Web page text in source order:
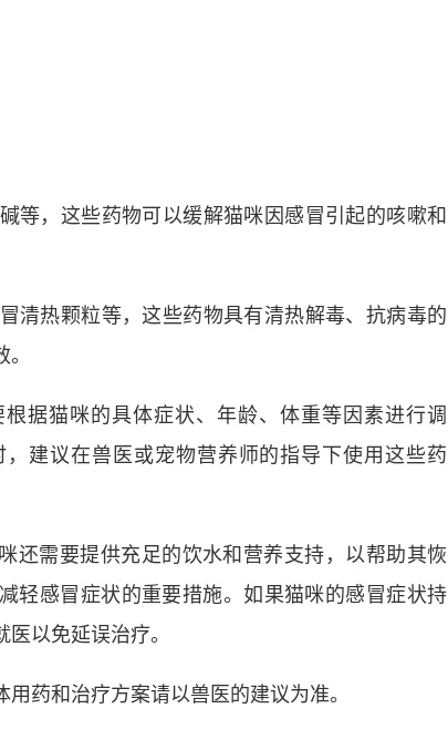
等，这些药物可以缓解猫咪因感冒引起的咳嗽和
清热颗粒等，这些药物具有清热解毒、抗病毒的
据猫咪的具体症状、年龄、体重等因素进行调
建议在兽医或宠物营养师的指导下使用这些药
还需要提供充足的饮水和营养支持，以帮助其恢
轻感冒症状的重要措施。如果猫咪的感冒症状持
以免延误治疗。
药和治疗方案请以兽医的建议为准。